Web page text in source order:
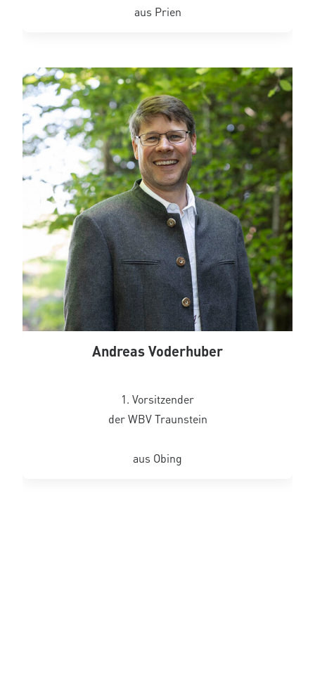
aus Prien
Andreas Voderhuber
1. Vorsitzender
der WBV Traunstein
aus Obing